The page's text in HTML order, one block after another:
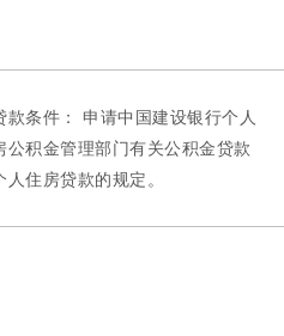
条件： 申请中国建设银行个人
积金管理部门有关公积金贷款
住房贷款的规定。